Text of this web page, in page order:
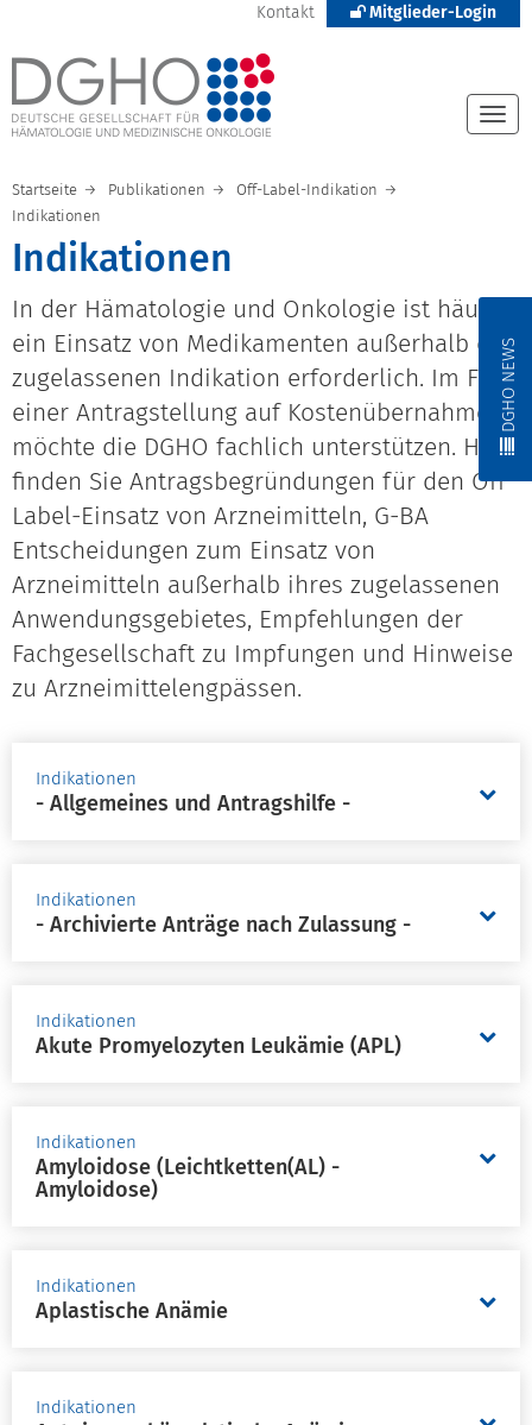
Kontakt Mitglieder-Login
DGHO NEWS
Startseite Publikationen
Off-Label-Indikation
Indikationen
Indikationen
In der Hämatologie und Onkologie ist häufig
ein Einsatz von Medikamenten außerhalb der
zugelassenen Indikation erforderlich. Im Falle
einer Antragstellung auf Kostenübernahme
möchte die DGHO fachlich unterstützen. Hier
finden Sie Antragsbegründungen für den Off
Label-Einsatz von Arzneimitteln, G-BA
Entscheidungen zum Einsatz von
Arzneimitteln außerhalb ihres zugelassenen
Anwendungsgebietes, Empfehlungen der
Fachgesellschaft zu Impfungen und Hinweise
zu Arzneimittelengpässen.
Indikationen
- Allgemeines und Antragshilfe -
Indikationen
- Archivierte Anträge nach Zulassung -
Indikationen
Akute Promyelozyten Leukämie (APL)
Indikationen
Amyloidose (Leichtketten(AL) -
Amyloidose)
Indikationen
Aplastische Anämie
Indikationen